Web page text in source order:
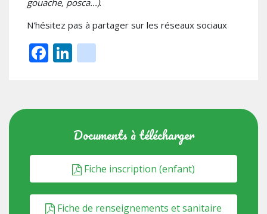
gouache, posca...).
N'hésitez pas à partager sur les réseaux sociaux
Facebook
LinkedIn
Documents à télécharger
Fiche inscription (enfant)
Fiche de renseignements et sanitaire